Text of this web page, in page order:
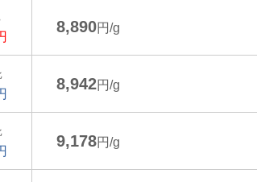
8,890円/g
8,942円/g
9,178円/g